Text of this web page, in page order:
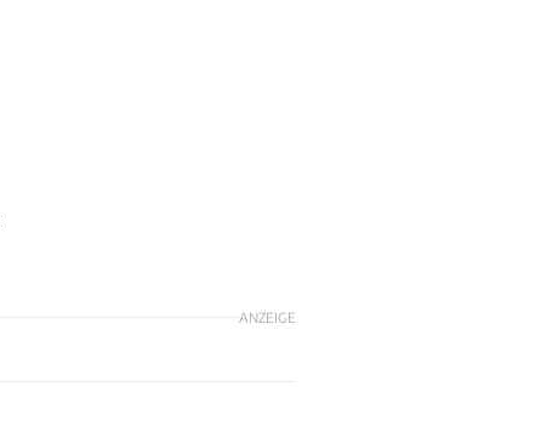
ANZEIGE